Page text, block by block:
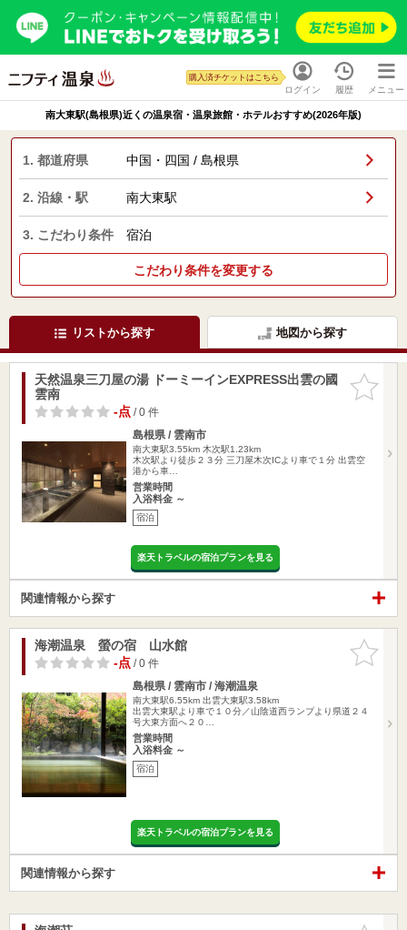
ログイン
購入済チケットはこちら
履歴 メニュー
南大東駅(島根県)近くの温泉宿・温泉旅館・ホテルおすすめ(2026年版)
1. 都道府県 中国・四国 / 島根県
2. 沿線・駅 南大東駅
3. こだわり条件 宿泊
こだわり条件を変更する
リストから探す 地図から探す
お気に入
りに追加
天然温泉三刀屋の湯 ドーミーインEXPRESS出雲の國
雲南
-点/ 0 件
島根県 / 雲南市
南大東駅3.55km 木次駅1.23km
木次駅より徒歩２３分 三刀屋木次ICより車で１分 出雲空
港から車…
営業時間
入浴料金 ～
宿泊
楽天トラベルの宿泊プランを見る
関連情報から探す
お気に入
りに追加
海潮温泉 螢の宿 山水館
-点/ 0 件
島根県 / 雲南市 / 海潮温泉
南大東駅6.55km 出雲大東駅3.58km
出雲大東駅より車で１０分／山陰道西ランプより県道２４
号大東方面へ２０…
営業時間
入浴料金 ～
宿泊
楽天トラベルの宿泊プランを見る
関連情報から探す